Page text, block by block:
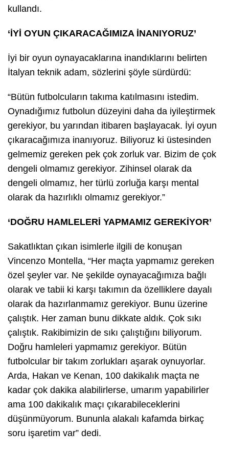
kullandı.
‘İYİ OYUN ÇIKARACAĞIMIZA İNANIYORUZ’
İyi bir oyun oynayacaklarına inandıklarını belirten
İtalyan teknik adam, sözlerini şöyle sürdürdü:
“Bütün futbolcuların takıma katılmasını istedim.
Oynadığımız futbolun düzeyini daha da iyileştirmek
gerekiyor, bu yarından itibaren başlayacak. İyi oyun
çıkaracağımıza inanıyoruz. Biliyoruz ki üstesinden
gelmemiz gereken pek çok zorluk var. Bizim de çok
dengeli olmamız gerekiyor. Zihinsel olarak da
dengeli olmamız, her türlü zorluğa karşı mental
olarak da hazırlıklı olmamız gerekiyor.”
‘DOĞRU HAMLELERİ YAPMAMIZ GEREKİYOR’
Sakatlıktan çıkan isimlerle ilgili de konuşan
Vincenzo Montella, “Her maçta yapmamız gereken
özel şeyler var. Ne şekilde oynayacağımıza bağlı
olarak ve tabii ki karşı takımın da özelliklere dayalı
olarak da hazırlanmamız gerekiyor. Bunu üzerine
çalıştık. Her zaman bunu dikkate aldık. Çok sıkı
çalıştık. Rakibimizin de sıkı çalıştığını biliyorum.
Doğru hamleleri yapmamız gerekiyor. Bütün
futbolcular bir takım zorlukları aşarak oynuyorlar.
Arda, Hakan ve Kenan, 100 dakikalık maçta ne
kadar çok dakika alabilirlerse, umarım yapabilirler
ama 100 dakikalık maçı çıkarabileceklerini
düşünmüyorum. Bununla alakalı kafamda birkaç
soru işaretim var” dedi.